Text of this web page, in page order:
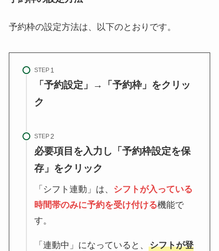
予約枠の設定方法は、以下のとおりです。
STEP
「予約設定」→「予約枠」をクリッ
ク
STEP
必要項目を入力し「予約枠設定を保
存」をクリック
「シフト連動」は、
シフトが入っている
時間帯のみに予約を受け付ける機能で
す。
「連動中」になっていると、 シフトが登